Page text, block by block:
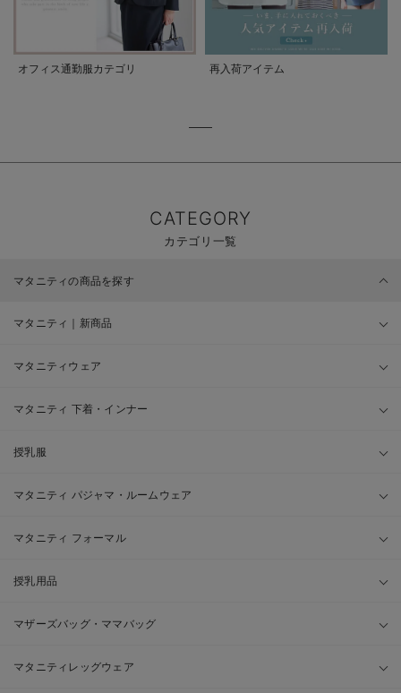
オフィス通勤服カテゴリ 再入荷アイテム
CATEGORY
カテゴリ一覧
マタニティの商品を探す
マタニティ｜新商品
マタニティウェア
マタニティ 下着・インナー
授乳服
マタニティ パジャマ・ルームウェア
マタニティ フォーマル
授乳用品
マザーズバッグ・ママバッグ
マタニティレッグウェア